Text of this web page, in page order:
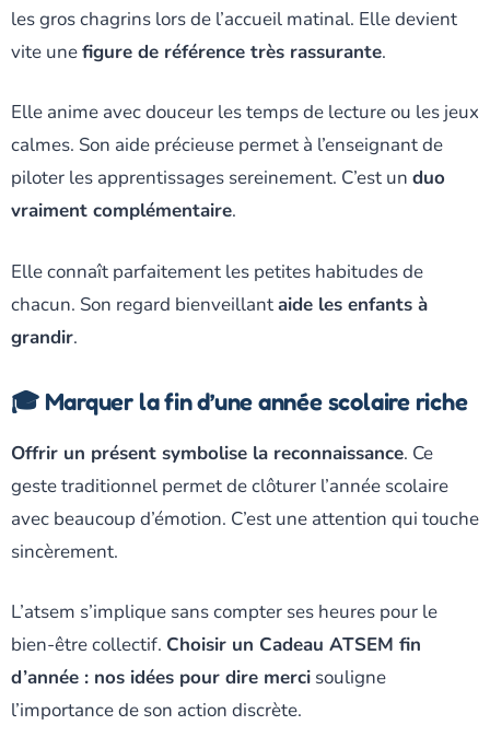
les gros chagrins lors de l’accueil matinal. Elle devient
vite unefigure de référence très rassurante.
Elle anime avec douceur les temps de lecture ou les jeux
calmes. Son aide précieuse permet à l’enseignant de
piloter les apprentissages sereinement. C’est un duo
vraiment complémentaire.
Elle connaît parfaitement les petites habitudes de
chacun. Son regard bienveillantaide les enfants à
grandir.
🎓 Marquer la fin d’une année scolaire riche
Offrir un présent symbolise la reconnaissance. Ce
geste traditionnel permet de clôturer l’année scolaire
avec beaucoup d’émotion. C’est une attention qui touche
sincèrement.
L’atsem s’implique sans compter ses heures pour le
bien-être collectif. Choisir un Cadeau ATSEM fin
d’année : nos idées pour dire merci souligne
l’importance de son action discrète.